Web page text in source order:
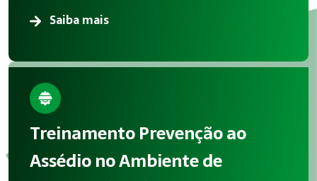
Saiba mais
Treinamento Prevenção ao
Assédio no Ambiente de